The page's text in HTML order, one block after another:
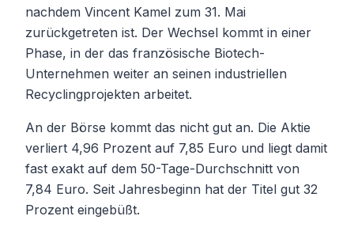
nachdem Vincent Kamel zum 31. Mai
zurückgetreten ist. Der Wechsel kommt in einer
Phase, in der das französische Biotech-
Unternehmen weiter an seinen industriellen
Recyclingprojekten arbeitet.
An der Börse kommt das nicht gut an. Die Aktie
verliert 4,96 Prozent auf 7,85 Euro und liegt damit
fast exakt auf dem 50-Tage-Durchschnitt von
7,84 Euro. Seit Jahresbeginn hat der Titel gut 32
Prozent eingebüßt.